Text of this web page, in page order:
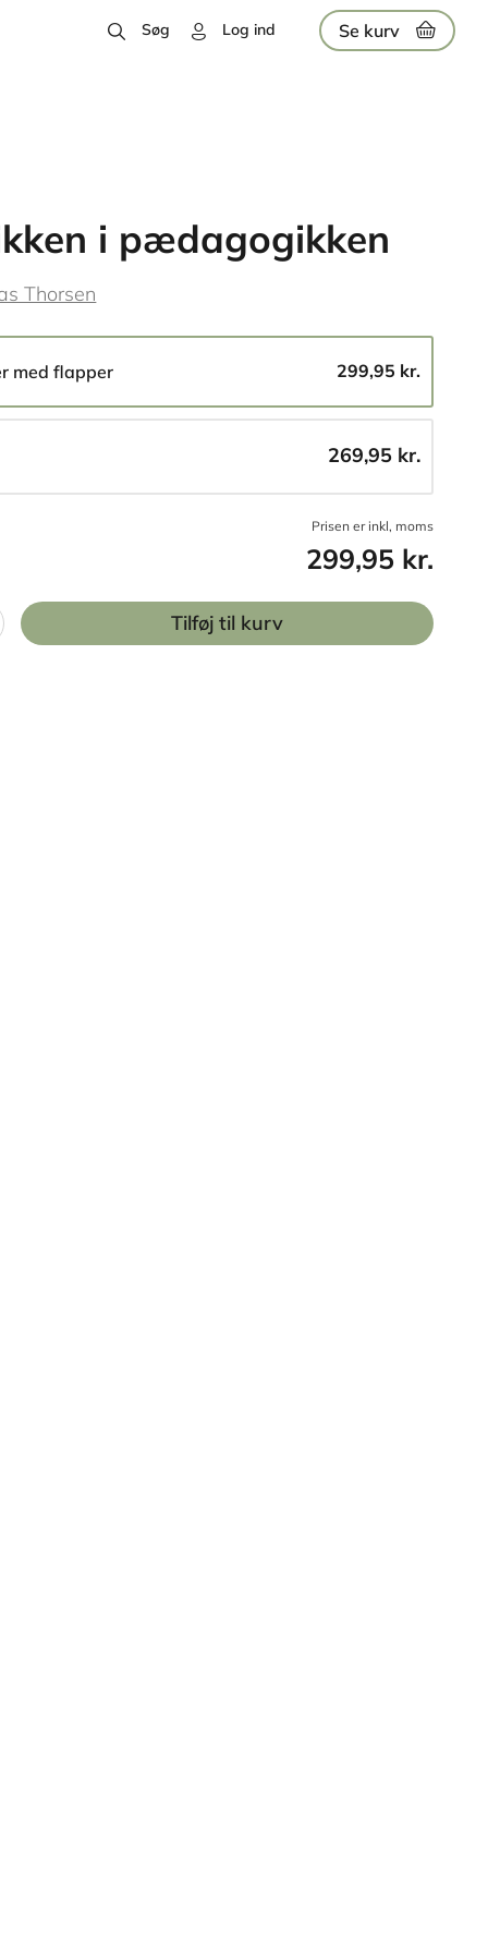
Søg Log ind Se kurv
i pædagogikken
Thorsen
med flapper 299,95 kr.
269,95 kr.
Prisen er inkl, moms
299,95 kr.
Tilføj til kurv